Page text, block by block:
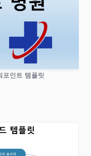
포인트 템플릿